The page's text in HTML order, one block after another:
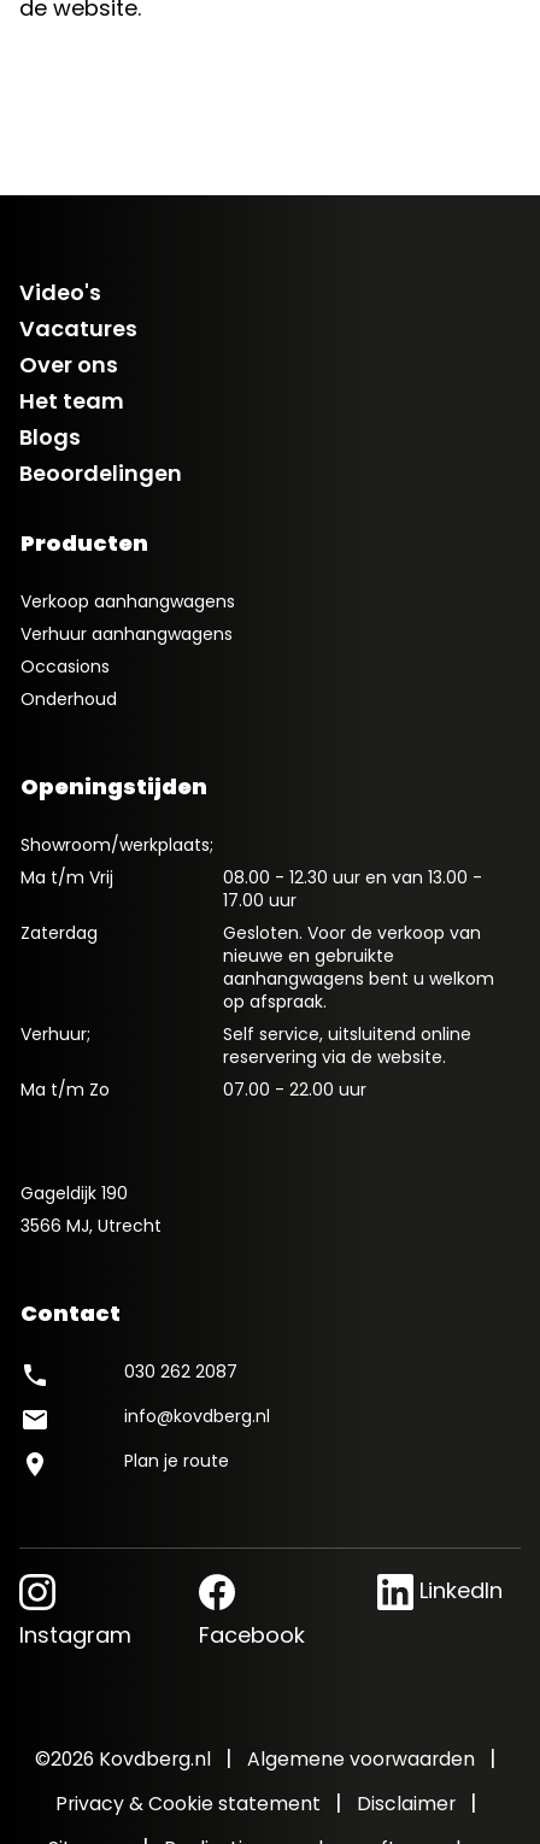
de website.
Video's
Vacatures
Over ons
Het team
Blogs
Beoordelingen
Producten
Verkoop aanhangwagens
Verhuur aanhangwagens
Occasions
Onderhoud
Openingstijden
Showroom/werkplaats;
Ma t/m Vrij
08.00 - 12.30 uur en van 13.00 -
17.00 uur
Zaterdag
Gesloten. Voor de verkoop van
nieuwe en gebruikte
aanhangwagens bent u welkom
op afspraak.
Verhuur;
Self service, uitsluitend online
reservering via de website.
Ma t/m Zo
07.00 - 22.00 uur
Gageldijk 190
3566 MJ, Utrecht
Contact
phone 030 262 2087
mail info@kovdberg.nl
location_on Plan je route
Instagram Facebook
LinkedIn
©2026 Kovdberg.nl | Algemene voorwaarden |
Privacy & Cookie statement | Disclaimer |